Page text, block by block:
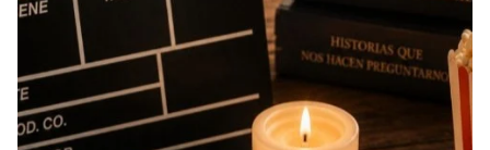
Recupera l'entrevista comp
Vatican
tican News 👇
www.vaticannews.va/es/iglesia/news/2026-
07/carmina-historia-depresion-papa-viaje-
espana-testimoni...